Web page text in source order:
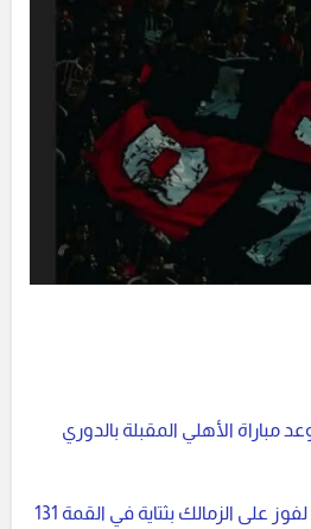
مباراة الأهلي المقبلة بالدوري
على الزمالك بثتاية في القمة 131